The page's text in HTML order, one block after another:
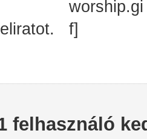
felhasználó